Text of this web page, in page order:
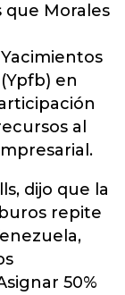
que Morales
en
al
dijo que la
repite
50%